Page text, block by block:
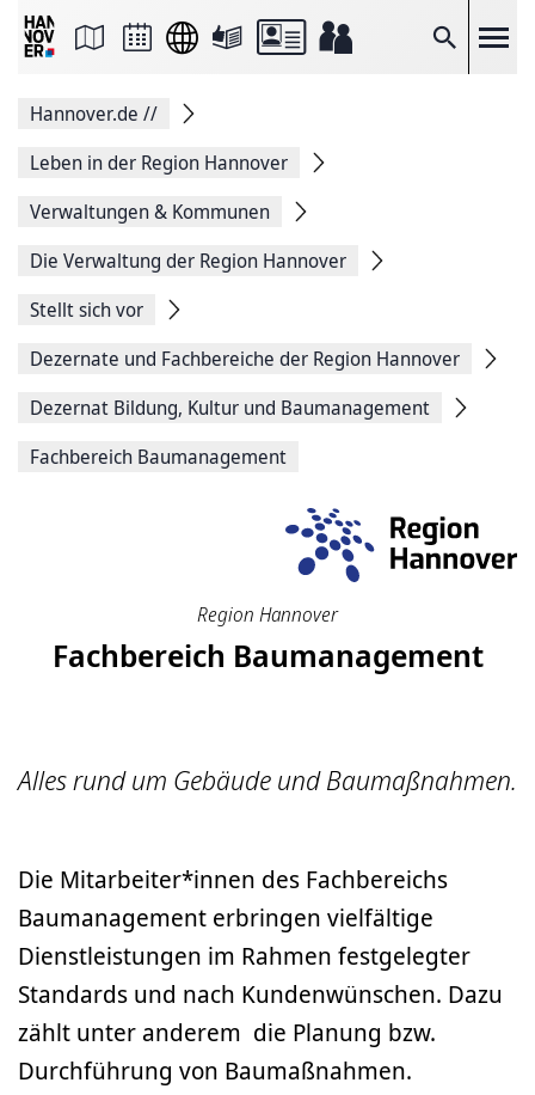
Suche
Seite
Facebook
teilen
Seitenlink
Seite
Hannover.de //
Leben in der Region Hannover
Verwaltungen & Kommunen
Die Verwaltung der Region Hannover
Stellt sich vor
Dezernate und Fachbereiche der Region Hannover
Dezernat Bildung, Kultur und Baumanagement
Fachbereich Baumanagement
Region Hannover
Fachbereich Baumanagement
Alles rund um Gebäude und Baumaßnahmen.
Die Mitarbeiter*innen des Fachbereichs
Baumanagement erbringen vielfältige
Dienstleistungen im Rahmen festgelegter
Standards und nach Kundenwünschen. Dazu
zählt unter anderem die Planung bzw.
Durchführung von Baumaßnahmen.